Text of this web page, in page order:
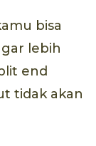
bisa
lebih
end
tidak akan